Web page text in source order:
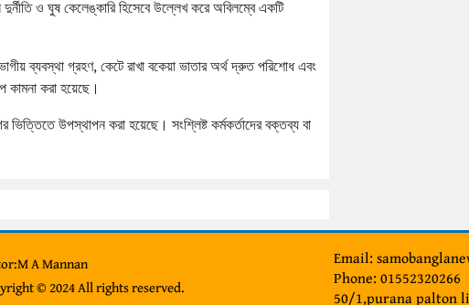
ও ঘুষ কেলেঙ্কারি হিসেবে উল্লেখ করে অবিলম্বে একটি
ব্যবস্থা গ্রহণ, কেটে রাখা বকেয়া ভাতার অর্থ দ্রুত পরিশোধ এবং
কামনা করা হয়েছে।
উপস্থাপন করা হয়েছে। সংশ্লিষ্ট কর্মকর্তাদের বক্তব্য বা
ক্রীড়া পরিষদে
A Mannan
© 2024 All rights reserved.
Email:
Phone: 01552320266
50/1,purana palton